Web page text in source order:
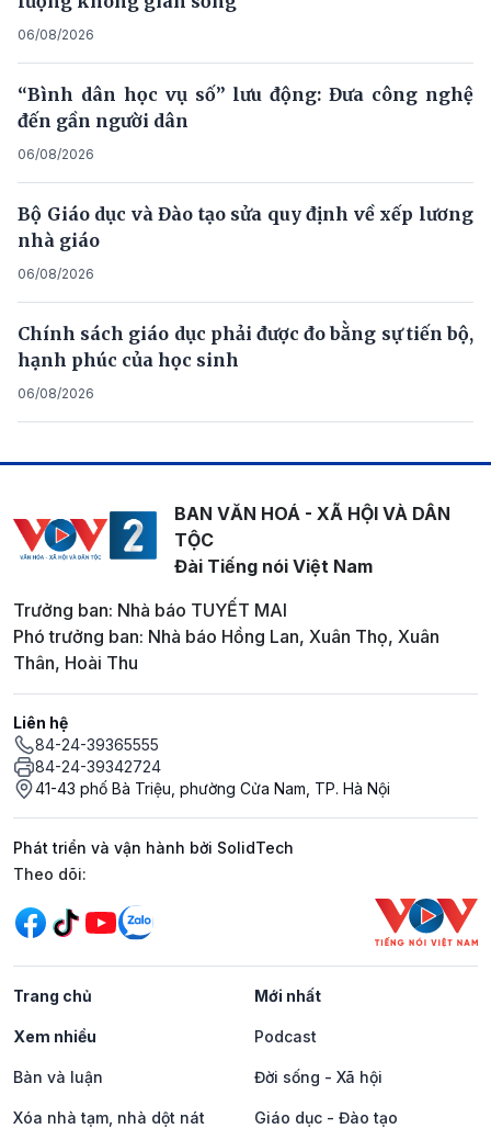
06/08/2026
“Bình dân học vụ số” lưu động: Đưa công nghệ
đến gần người dân
06/08/2026
Bộ Giáo dục và Đào tạo sửa quy định về xếp lương
nhà giáo
06/08/2026
Chính sách giáo dục phải được đo bằng sự tiến bộ,
hạnh phúc của học sinh
06/08/2026
BAN VĂN HOÁ - XÃ HỘI VÀ DÂN
TỘC
Đài Tiếng nói Việt Nam
Trưởng ban: Nhà báo TUYẾT MAI
Phó trưởng ban: Nhà báo Hồng Lan, Xuân Thọ, Xuân
Thân, Hoài Thu
Liên hệ
84-24-39365555
84-24-39342724
41-43 phố Bà Triệu, phường Cửa Nam, TP. Hà Nội
Phát triển và vận hành bởi SolidTech
Mạng xã hội
Theo dõi:
Trang chủ Mới nhất
Xem nhiều Podcast
Bàn và luận Đời sống - Xã hội
Xóa nhà tạm, nhà dột nát Giáo dục - Đào tạo